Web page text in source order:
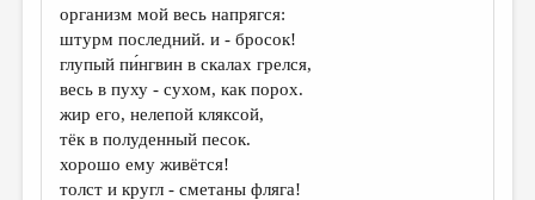
ПУБЛИЦИСТИКА
РЕЦЕНЗИРОВАНИЕ
ЦИКЛЫ ПУБЛИКАЦИЙ
ТРЕДИАКОВСКИЙ
МЕДИА
организм мой весь напрягся:
штурм последний. и - бросок!
глупый пи́нгвин в скалах грелся,
весь в пуху - сухом, как порох.
жир его, нелепой кляксой,
тёк в полуденный песок.
хорошо ему живётся!
толст и кругл - сметаны фляга!